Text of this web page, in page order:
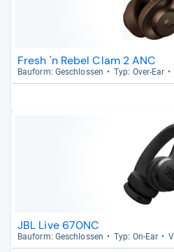
Fresh 'n Rebel Clam 2 ANC
Bau­form: Geschlos­sen Typ: Over-​Ear
JBL Live 670NC
Bau­form: Geschlos­sen Typ: On-​Ear